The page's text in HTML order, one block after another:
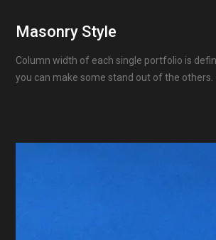
Masonry Style
Column width of each single portfolio is
you can make some stand out of the others.